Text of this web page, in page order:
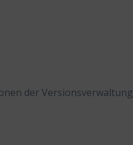
der Versionsverwaltung